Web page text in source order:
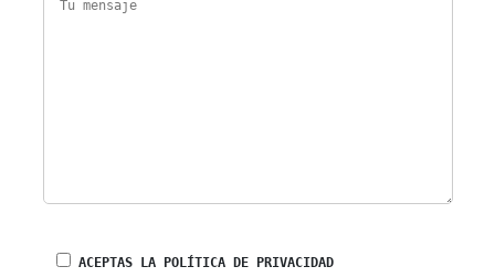
ACEPTAS LA POLÍTICA DE PRIVACIDAD